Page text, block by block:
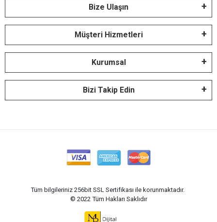
Bize Ulaşın
Müşteri Hizmetleri
Kurumsal
Bizi Takip Edin
Tüm bilgileriniz 256bit SSL Sertifikası ile korunmaktadır.
© 2022 Tüm Hakları Saklıdır